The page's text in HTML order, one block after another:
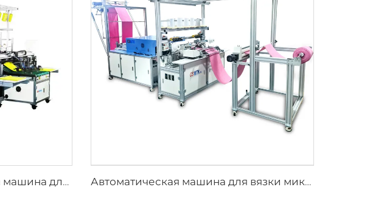
Полностью автоматическая машина для поперечной подшивки сверхтонкого волокна для производства микрофибровых полотенец с применением технологии PLC Автоматическая машина для вязки микрофибровых полотенец по основе и утку с устройством для глажки, машина для непрерывной продольной подшивки краев